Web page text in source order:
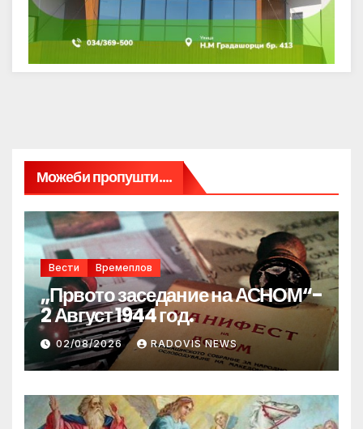
Можеби пропушти....
Вести Времеплов
„Првото заседание на АСНОМ“-
2 Август 1944 год.
02/08/2026 RADOVIS NEWS